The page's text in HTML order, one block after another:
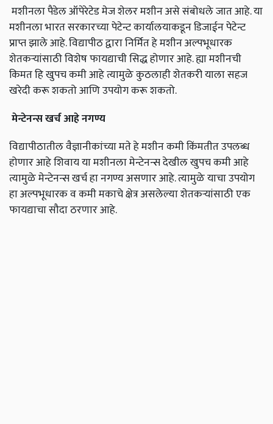
मशीनला पैडेल ऑपेरेटेड मेज शेलर मशीन असे संबोधले जात आहे. या
मशीनला भारत सरकारच्या पेटेन्ट कार्यालयाकडून डिजाईन पेटेन्ट
प्राप्त झाले आहे. विद्यापीठ द्वारा निर्मित हे मशीन अल्पभूधारक
शेतकऱ्यांसाठी विशेष फायद्याची सिद्ध होणार आहे. ह्या मशीनची
किमत हि खुपच कमी आहे त्यामुळे कुठलाही शेतकरी याला सहज
खरेदी करू शकतो आणि उपयोग करू शकतो.
मेन्टेनन्सखर्चआहेनगण्य
विद्यापीठातील वैज्ञानीकांच्या मते हे मशीन कमी किंमतीत उपलब्ध
होणार आहे शिवाय या मशीनला मेन्टेनन्स देखील खुपच कमी आहे
त्यामुळे मेन्टेनन्स खर्च हा नगण्य असणार आहे. त्यामुळे याचा उपयोग
हा अल्पभूधारक व कमी मकाचे क्षेत्र असलेल्या शेतकऱ्यांसाठी एक
फायद्याचा सौदा ठरणार आहे.